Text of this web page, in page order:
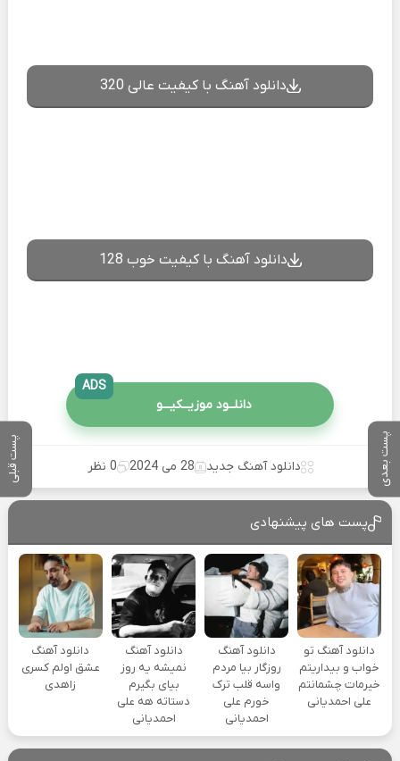
پست بعدی پست قبلی
دانلود آهنگ با کیفیت عالی 320
دانلود آهنگ با کیفیت خوب 128
دانلــود موزیــکیـــو
ADS
دانلود آهنگ جدید 28 می 2024 0 نظر
پست های پیشنهادی
دانلود آهنگ تو
خواب و بیداریتم
خیرمات چشمانتم
علی احمدیانی
دانلود آهنگ
روزگار بیا مردم
واسه قلب ترک
خورم علی
احمدیانی
دانلود آهنگ
نمیشه یه روز
بیای بگیرم
دستاته هه علی
احمدیانی
دانلود آهنگ
عشق اولم کسری
زاهدی